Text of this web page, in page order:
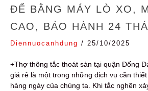
ĐỂ BẰNG MÁY LÒ XO,
CAO, BẢO HÀNH 24
Diennuocanhdung / 25/10/2025
+Thợ thông tắc thoát sàn tại quận Đống
giá rẻ là một trong những dịch vụ cần
hàng ngày của chúng ta. Khi tắc nghẽn